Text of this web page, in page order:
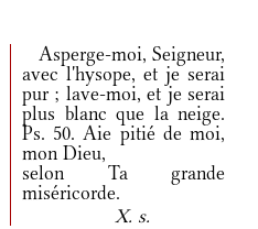
Asperge-moi, Seigneur,
avec l'hysope, et je serai
pur ; lave-moi, et je serai
plus blanc que la neige.
Ps. 50. Aie pitié de moi,
mon Dieu,
selon Ta grande
miséricorde.
X. s.